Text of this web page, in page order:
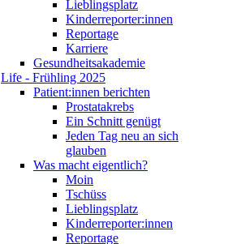
Lieblingsplatz
Kinderreporter:innen
Reportage
Karriere
Gesundheitsakademie
Life - Frühling 2025
Patient:innen berichten
Prostatakrebs
Ein Schnitt genügt
Jeden Tag neu an sich
glauben
Was macht eigentlich?
Moin
Tschüss
Lieblingsplatz
Kinderreporter:innen
Reportage